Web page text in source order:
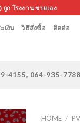
ก โรงงาน ขายเอง
เงิน วิธีสั่งซื้อ ติดต่อ
4155, 064-935-7788
HOME /